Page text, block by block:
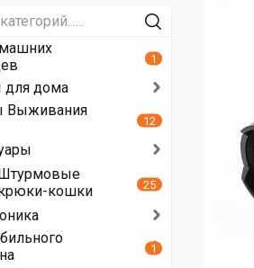
1
для дома
Выживания
12
кошки
25
1